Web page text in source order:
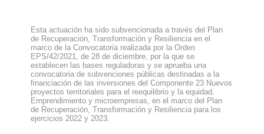
Esta actuación ha sido subvencionada a través del Plan
de Recuperación, Transformación y Resiliencia en el
marco de la Convocatoria realizada por la Orden
EPS/42/2021, de 28 de diciembre, por la que se
establecen las bases reguladoras y se aprueba una
convocatoria de subvenciones públicas destinadas a la
financiación de las inversiones del Componente 23 Nuevos
proyectos territoriales para el reequilibrio y la equidad.
Emprendimiento y microempresas, en el marco del Plan
de Recuperación, Transformación y Resiliencia para los
ejercicios 2022 y 2023.